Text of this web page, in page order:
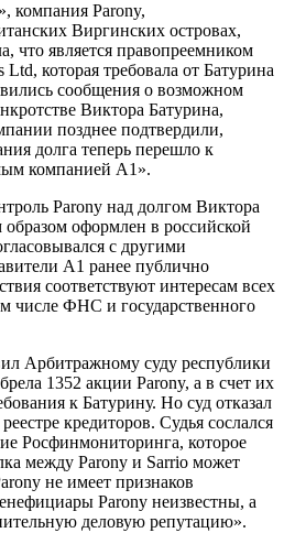
компания Parony,
Виргинских островах,
что является правопреемником
которая требовала от Батурина
сообщения о возможном
Виктора Батурина,
позднее подтвердили,
долга теперь перешло к
компанией А1».
Parony над долгом Виктора
оформлен в российской
с другими
А1 ранее публично
соответствуют интересам всех
числе ФНС и государственного
Арбитражному суду республики
1352 акции Parony, а в счет их
к Батурину. Но суд отказал
кредиторов. Судья сослался
Росфинмониторинга, которое
между Parony и Sarrio может
не имеет признаков
Parony неизвестны, а
деловую репутацию».